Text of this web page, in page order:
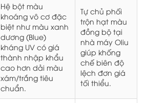
Hệ bột màu
khoáng vô cơ đặc
biệt như màu xanh
dương (Blue)
kháng UV có giá
thành nhập khẩu
cao hơn dải màu
xám/trắng tiêu
chuẩn.
Tự chủ phối
trộn hạt màu
đồng bộ tại
nhà máy Oliu
giúp khống
chế biên độ
lệch đơn giá
tối thiểu.